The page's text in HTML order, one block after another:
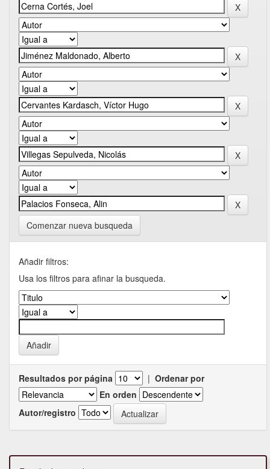
Comenzar nueva busqueda
Añadir filtros:
Usa los filtros para afinar la busqueda.
Resultados por página | Ordenar por
En orden
Autor/registro